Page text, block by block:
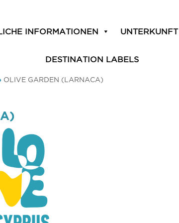
INFORMATIONEN UNTERKUNFT
DESTINATION LABELS
OLIVE GARDEN (LARNACA)